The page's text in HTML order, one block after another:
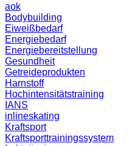
aok
Bodybuilding
Eiweißbedarf
Energiebedarf
Energiebereitstellung
Gesundheit
Getreideprodukten
Harnstoff
Hochintensitätstraining
IANS
inlineskating
Kraftsport
Kraftsporttrainingssystem